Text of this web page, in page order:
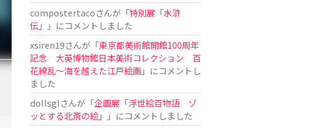
compostertacoさんが「特別展「水滸
伝」
」にコメントしました
xsiren19さんが「東京都美術館開館100周年
記念 大英博物館日本美術コレクション 百
花繚乱～海を越えた江戸絵画」にコメントし
ました
dollsglさんが「企画展「浮世絵百物語 ゾ
ッとする北斎の絵」
」にコメントしました